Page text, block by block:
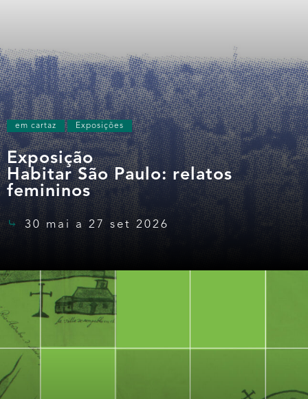
em cartaz Exposições
Exposição
Habitar São Paulo: relatos
femininos
30 mai a 27 set 2026